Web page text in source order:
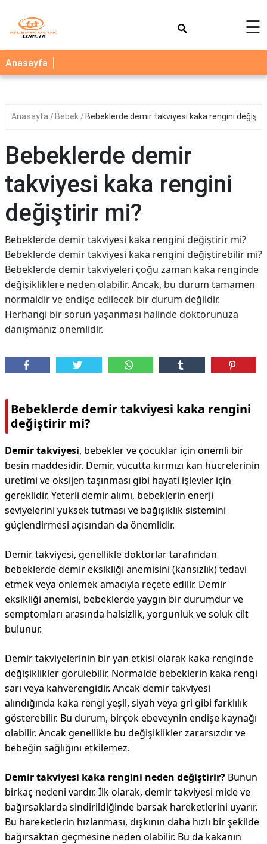
AİLE
ÇOCUK
SAĞLIK
NEDİR
BLOG
FAYDALI
BİLGİLER
YEMEK
TARİFLERİ
☰
Anasayfa
Anasayfa Bebek Bebeklerde demir takviyesi kaka rengini
Bebeklerde demir
takviyesi kaka rengini
değiştirir mi?
Bebeklerde demir takviyesi kaka rengini değiştirir mi?
Bebeklerde demir takviyesi kaka rengini değiştirebilir mi?
Bebeklerde demir takviyeleri çoğu zaman kaka renginde
değişikliklere neden olabilir. Ancak, bu durum tamamen
normaldir ve endişe edilecek bir durum değildir.
Herhangi bir sorun yaşanması halinde doktorunuza
danışmanız önemlidir.
Bebeklerde demir takviyesi kaka rengini
değiştirir mi?
Demir takviyesi, bebekler ve çocuklar için önemli bir
besin maddesidir. Demir, vücutta kırmızı kan hücrelerinin
üretimi ve oksijen taşınması gibi hayati işlevler için
gereklidir. Yeterli demir alımı, bebeklerin enerji
seviyelerini yüksek tutması ve bağışıklık sistemini
güçlendirmesi açısından da önemlidir.
Demir takviyesi, genellikle doktorlar tarafından
bebeklerde demir eksikliği anemisini (kansızlık) tedavi
etmek veya önlemek amacıyla reçete edilir. Demir
eksikliği anemisi, bebeklerde yaygın bir durumdur ve
semptomları arasında halsizlik, yorgunluk ve soluk cilt
bulunur.
Demir takviyelerinin bir yan etkisi olarak kaka renginde
değişiklikler görülebilir. Normalde bebeklerin kaka rengi
sarı veya kahverengidir. Ancak demir takviyesi
alındığında kaka rengi yeşil, siyah veya gri gibi farklılık
gösterebilir. Bu durum, birçok ebeveynin endişe kaynağı
olabilir. Ancak genellikle bu değişiklikler zararsızdır ve
bebeğin sağlığını etkilemez.
Demir takviyesi kaka rengini neden değiştirir? Bunun
birkaç nedeni vardır. İlk olarak, demir takviyesi mide ve
bağırsaklarda sindirildiğinde barsak hareketlerini uyarır.
Bu hareketlerin hızlanması, dışkının daha hızlı bir şekilde
bağırsaktan geçmesine neden olabilir. Bu da kakanın